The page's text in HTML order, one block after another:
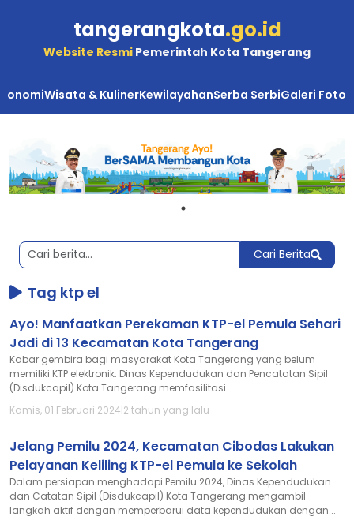
tangerangkota.go.id
Website Resmi Pemerintah Kota Tangerang
Wisata & KulinerKewilayahanSerba SerbiGaleri Foto
Kota
Tangerang
Cari Berita
Tag ktp el
Ayo! Manfaatkan Perekaman KTP-el Pemula Sehari
Jadi di 13 Kecamatan Kota Tangerang
Kabar gembira bagi masyarakat Kota Tangerang yang belum
memiliki KTP elektronik. Dinas Kependudukan dan Pencatatan Sipil
(Disdukcapil) Kota Tangerang memfasilitasi...
Kamis, 01 Februari 2024|2 tahun yang lalu
Jelang Pemilu 2024, Kecamatan Cibodas Lakukan
Pelayanan Keliling KTP-el Pemula ke Sekolah
Dalam persiapan menghadapi Pemilu 2024, Dinas Kependudukan
dan Catatan Sipil (Disdukcapil) Kota Tangerang mengambil
langkah aktif dengan memperbarui data kependudukan dengan...